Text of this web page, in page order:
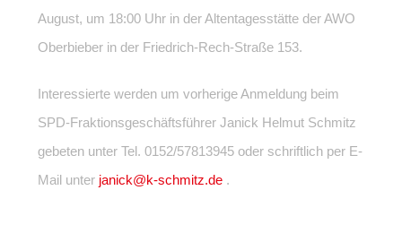
August, um 18:00 Uhr in der Altentagesstätte der AWO
Oberbieber in der Friedrich-Rech-Straße 153.
Interessierte werden um vorherige Anmeldung beim
SPD-Fraktionsgeschäftsführer Janick Helmut Schmitz
gebeten unter Tel. 0152/57813945 oder schriftlich per E-
Mail unter janick@k-schmitz.de .